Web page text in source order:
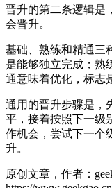
晋升的第二条逻辑是
会晋升。
基础、熟练和精通三
是能够独立完成；熟
通意味着优化，标志
通用的晋升步骤是，
平，接着按照下一级
作机会，尝试下一个
升。
原创文章，作者：